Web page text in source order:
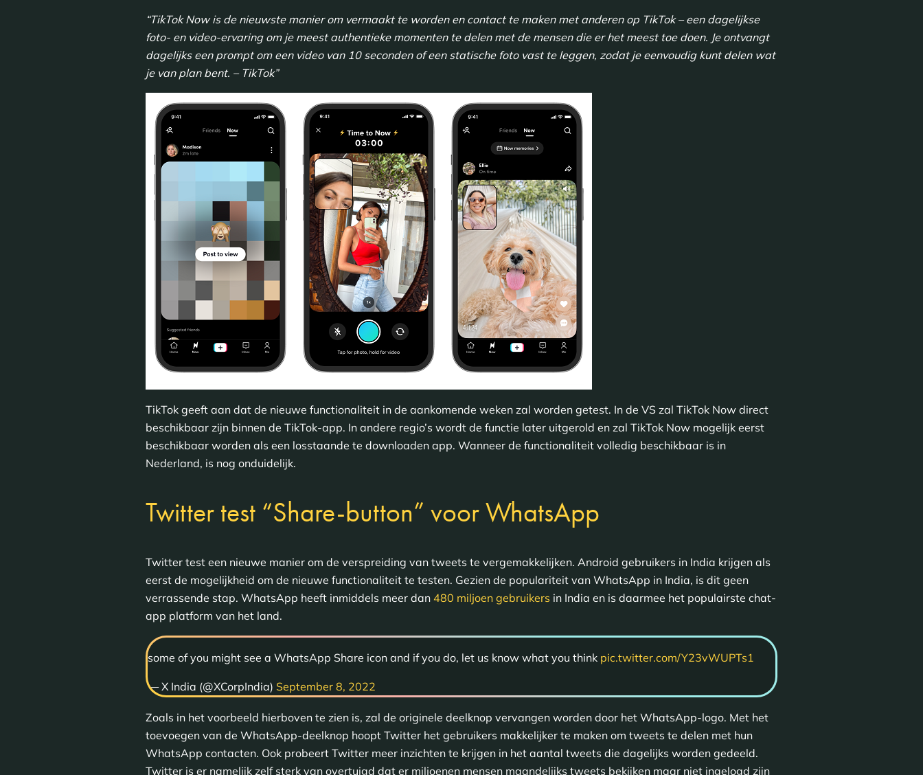
“TikTok Now is de nieuwste manier om vermaakt te worden en contact te maken met anderen op TikTok – een dagelijkse
foto- en video-ervaring om je meest authentieke momenten te delen met de mensen die er het meest toe doen. Je ontvangt
dagelijks een prompt om een ​​video van 10 seconden of een statische foto vast te leggen, zodat je eenvoudig kunt delen wat
je van plan bent. – TikTok”
TikTok geeft aan dat de nieuwe functionaliteit in de aankomende weken zal worden getest. In de VS zal TikTok Now direct
beschikbaar zijn binnen de TikTok-app. In andere regio’s wordt de functie later uitgerold en zal TikTok Now mogelijk eerst
beschikbaar worden als een losstaande te downloaden app. Wanneer de functionaliteit volledig beschikbaar is in
Nederland, is nog onduidelijk.
Twitter test “Share-button” voor WhatsApp
Twitter test een nieuwe manier om de verspreiding van tweets te vergemakkelijken. Android gebruikers in India krijgen als
eerst de mogelijkheid om de nieuwe functionaliteit te testen. Gezien de populariteit van WhatsApp in India, is dit geen
verrassende stap. WhatsApp heeft inmiddels meer dan 480 miljoen gebruikers in India en is daarmee het populairste chat-
app platform van het land.
some of you might see a WhatsApp Share icon and if you do, let us know what you think pic.twitter.com/Y23vWUPTs1
— X India (@XCorpIndia) September 8, 2022
Zoals in het voorbeeld hierboven te zien is, zal de originele deelknop vervangen worden door het WhatsApp-logo. Met het
toevoegen van de WhatsApp-deelknop hoopt Twitter het gebruikers makkelijker te maken om tweets te delen met hun
WhatsApp contacten. Ook probeert Twitter meer inzichten te krijgen in het aantal tweets die dagelijks worden gedeeld.
Twitter is er namelijk zelf sterk van overtuigd dat er miljoenen mensen maandelijks tweets bekijken maar niet ingelogd zijn